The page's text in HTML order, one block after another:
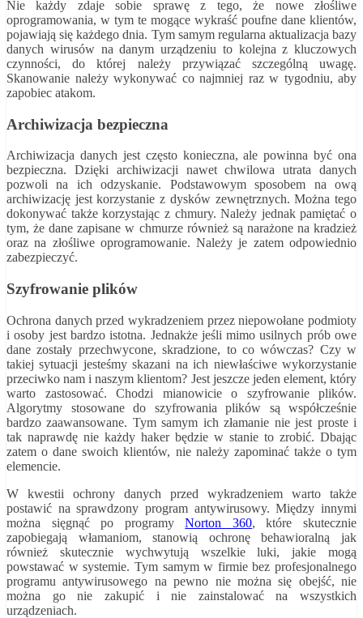
Nie każdy zdaje sobie sprawę z tego, że nowe złośliwe
oprogramowania, w tym te mogące wykraść poufne dane klientów,
pojawiają się każdego dnia. Tym samym regularna aktualizacja bazy
danych wirusów na danym urządzeniu to kolejna z kluczowych
czynności, do której należy przywiązać szczególną uwagę.
Skanowanie należy wykonywać co najmniej raz w tygodniu, aby
zapobiec atakom.
Archiwizacja bezpieczna
Archiwizacja danych jest często konieczna, ale powinna być ona
bezpieczna. Dzięki archiwizacji nawet chwilowa utrata danych
pozwoli na ich odzyskanie. Podstawowym sposobem na ową
archiwizację jest korzystanie z dysków zewnętrznych. Można tego
dokonywać także korzystając z chmury. Należy jednak pamiętać o
tym, że dane zapisane w chmurze również są narażone na kradzież
oraz na złośliwe oprogramowanie. Należy je zatem odpowiednio
zabezpieczyć.
Szyfrowanie plików
Ochrona danych przed wykradzeniem przez niepowołane podmioty
i osoby jest bardzo istotna. Jednakże jeśli mimo usilnych prób owe
dane zostały przechwycone, skradzione, to co wówczas? Czy w
takiej sytuacji jesteśmy skazani na ich niewłaściwe wykorzystanie
przeciwko nam i naszym klientom? Jest jeszcze jeden element, który
warto zastosować. Chodzi mianowicie o szyfrowanie plików.
Algorytmy stosowane do szyfrowania plików są współcześnie
bardzo zaawansowane. Tym samym ich złamanie nie jest proste i
tak naprawdę nie każdy haker będzie w stanie to zrobić. Dbając
zatem o dane swoich klientów, nie należy zapominać także o tym
elemencie.
W kwestii ochrony danych przed wykradzeniem warto także
postawić na sprawdzony program antywirusowy. Między innymi
można sięgnąć po programyNorton 360, które skutecznie
zapobiegają włamaniom, stanowią ochronę behawioralną jak
również skutecznie wychwytują wszelkie luki, jakie mogą
powstawać w systemie. Tym samym w firmie bez profesjonalnego
programu antywirusowego na pewno nie można się obejść, nie
można go nie zakupić i nie zainstalować na wszystkich
urządzeniach.